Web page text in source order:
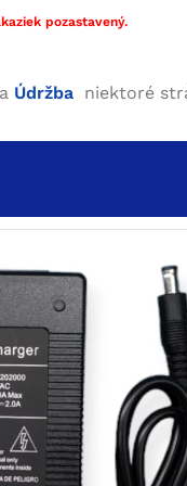
pozastavený.
Údržba niektoré